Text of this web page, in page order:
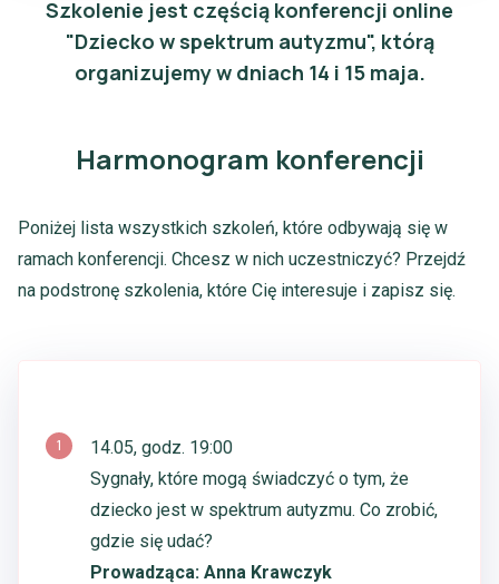
Szkolenie jest częścią konferencji online
"Dziecko w spektrum autyzmu", którą
organizujemy w dniach 14 i 15 maja.
Harmonogram konferencji
Poniżej lista wszystkich szkoleń, które odbywają się w
ramach konferencji. Chcesz w nich uczestniczyć? Przejdź
na podstronę szkolenia, które Cię interesuje i zapisz się.
1
14.05, godz. 19:00
Sygnały, które mogą świadczyć o tym, że
dziecko jest w spektrum autyzmu. Co zrobić,
gdzie się udać?
Prowadząca: Anna Krawczyk